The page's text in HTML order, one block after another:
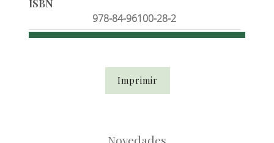
ISBN
978-84-96100-28-2
Imprimir